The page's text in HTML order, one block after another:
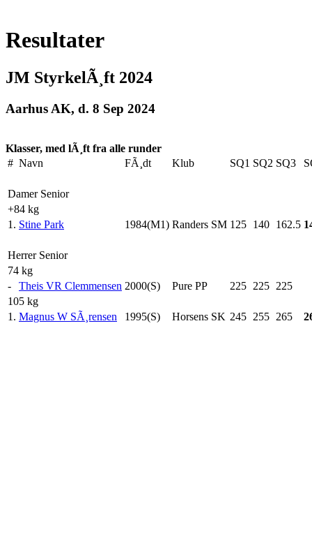
Resultater
JM StyrkelÃ¸ft 2024
Aarhus AK, d. 8 Sep 2024
Klasser, med lÃ¸ft fra alle runder
# Navn FÃ¸dt Klub SQ1 SQ2 SQ3
Damer Senior
+84 kg
1. Stine Park 1984(M1) Randers SM 125 140 162.5
Herrer Senior
74 kg
-
Theis VR Clemmensen 2000(S) Pure PP 225 225 225
105 kg
1. Magnus W SÃ¸rensen 1995(S) Horsens SK 245 255 265